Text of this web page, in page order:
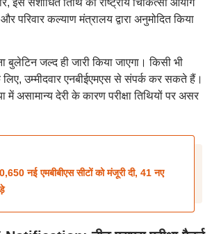
इस संशोधित तिथि को राष्ट्रीय चिकित्सा आयोग
परिवार कल्याण मंत्रालय द्वारा अनुमोदित किया
जल्द ही जारी किया जाएगा। किसी भी
लिए, उम्मीदवार एनबीईएमएस से संपर्क कर सकते हैं।
में असामान्य देरी के कारण परीक्षा तिथियों पर असर
नई एमबीबीएस सीटों को मंजूरी दी, 41 नए